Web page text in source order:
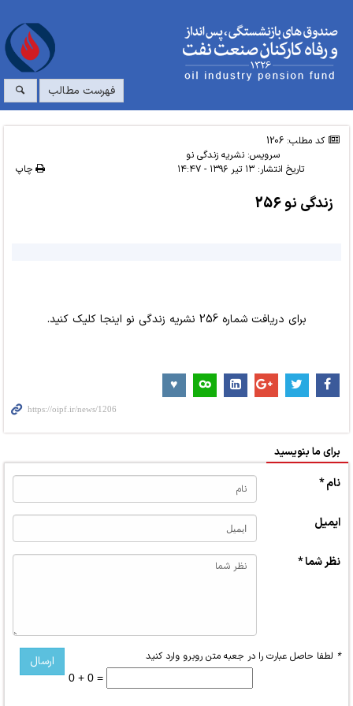
فهرست مطالب
کد مطلب: 1206
سرویس:نشریه زندگی نو
تاریخ انتشار:۱۳ تیر ۱۳۹۶ - ۱۴:۴۷ چاپ
زندگی نو 256
برای دریافت شماره 256 نشریه زندگی نو اینجا کلیک کنید.
برای ما بنویسید
نام *
ایمیل
نظر شما *
* لطفا حاصل عبارت را در جعبه متن روبرو وارد کنید
0 + 0 =